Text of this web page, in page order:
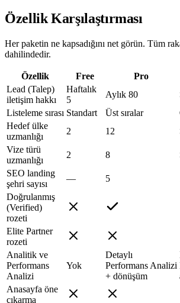
Özellik Karşılaştırması
Her paketin ne kapsadığını net görün. Tüm
dahilindedir.
Özellik Free Pro
Lead (Talep)
iletişim hakkı
Haftalık
5
Aylık 80
Listeleme sırası Standart Üst sıralar
Hedef ülke
uzmanlığı
2 12
Vize türü
uzmanlığı
2 8
SEO landing
şehri sayısı
— 5
Doğrulanmış
(Verified)
rozeti
Elite Partner
rozeti
Analitik ve
Performans
Analizi
Yok
Detaylı
Performans Analizi
+ dönüşüm
Anasayfa öne
çıkarma